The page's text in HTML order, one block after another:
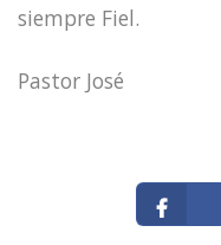
siempre Fiel.
Pastor José